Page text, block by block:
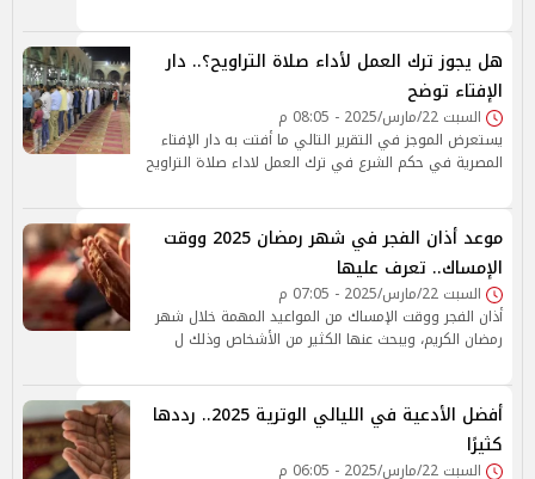
هل يجوز ترك العمل لأداء صلاة التراويح؟.. دار
الإفتاء توضح
السبت 22/مارس/2025 - 08:05 م
يستعرض الموجز في التقرير التالي ما أفتت به دار الإفتاء
المصرية في حكم الشرع في ترك العمل لاداء صلاة التراويح
موعد أذان الفجر في شهر رمضان 2025 ووقت
الإمساك.. تعرف عليها
السبت 22/مارس/2025 - 07:05 م
أذان الفجر ووقت الإمساك من المواعيد المهمة خلال شهر
رمضان الكريم، ويبحث عنها الكثير من الأشخاص وذلك ل
أفضل الأدعية في الليالي الوترية 2025.. رددها
كثيرًا
السبت 22/مارس/2025 - 06:05 م